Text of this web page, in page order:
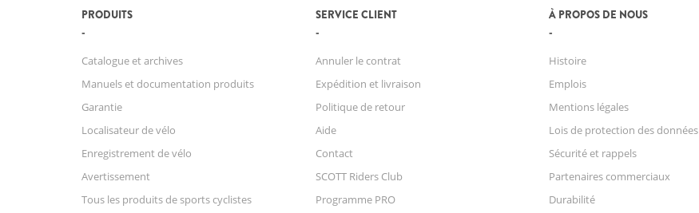
PRODUITS
Catalogue et archives
Manuels et documentation produits
Garantie
Localisateur de vélo
Enregistrement de vélo
Avertissement
Tous les produits de sports cyclistes
SERVICE CLIENT
Annuler le contrat
Expédition et livraison
Politique de retour
Aide
Contact
SCOTT Riders Club
Programme PRO
À PROPOS DE NOUS
Histoire
Emplois
Mentions légales
Lois de protection des données
Sécurité et rappels
Partenaires commerciaux
Durabilité